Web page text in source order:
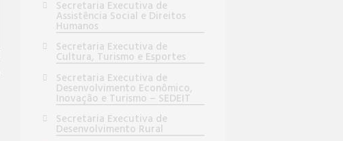
Secretaria Executiva de
Assistência Social e Direitos
Humanos
Secretaria Executiva de
Cultura, Turismo e Esportes
Secretaria Executiva de
Desenvolvimento Econômico,
Inovação e Turismo – SEDEIT
Secretaria Executiva de
Desenvolvimento Rural